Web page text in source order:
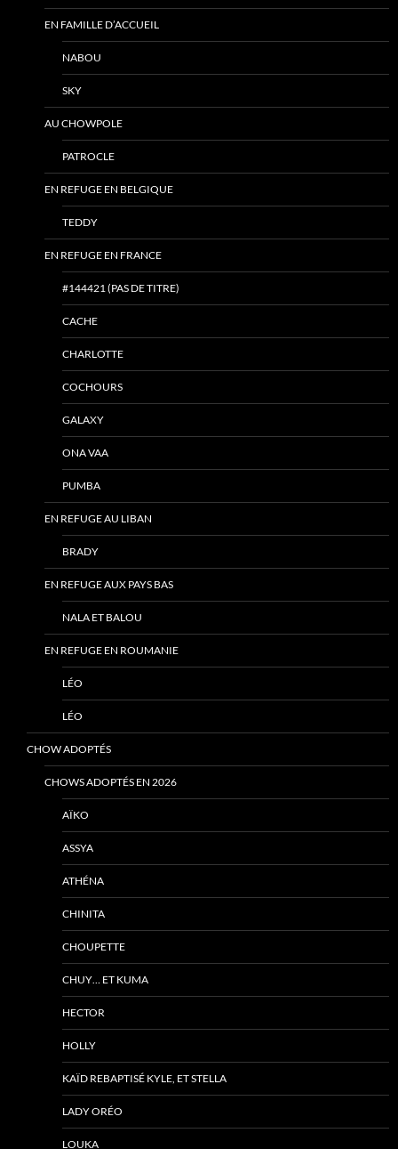
EN FAMILLE D’ACCUEIL
NABOU
SKY
AU CHOWPOLE
PATROCLE
EN REFUGE EN BELGIQUE
TEDDY
EN REFUGE EN FRANCE
#144421 (PAS DE TITRE)
CACHE
CHARLOTTE
COCHOURS
GALAXY
ONA VAA
PUMBA
EN REFUGE AU LIBAN
BRADY
EN REFUGE AUX PAYS BAS
NALA ET BALOU
EN REFUGE EN ROUMANIE
LÉO
LÉO
CHOW ADOPTÉS
CHOWS ADOPTÉS EN 2026
AÏKO
ASSYA
ATHÉNA
CHINITA
CHOUPETTE
CHUY… ET KUMA
HECTOR
HOLLY
KAÏD REBAPTISÉ KYLE, ET STELLA
LADY ORÉO
LOUKA